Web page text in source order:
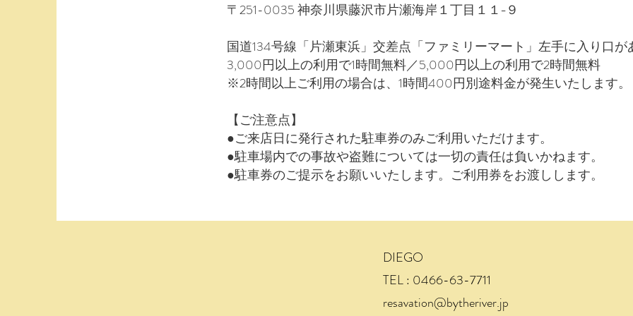
〒251-0035 神奈川県藤沢市片瀬海岸１丁目１１−９
国道134号線「片瀬東浜」交差点「ファミリーマート」左手に入り口が
3,000円以上の利用で1時間無料／5,000円以上の利用で2時間無料
※2時間以上ご利用の場合は、1時間400円別途料金が発生いたします。
【ご注意点】
●ご来店日に発行された駐車券のみご利用いただけます。
●駐車場内での事故や盗難については一切の責任は負いかねます。
●駐車券のご提示をお願いいたします。ご利用券をお渡しします。
DIEGO
TEL : 0466-63-7711
resavation@bytheriver.jp